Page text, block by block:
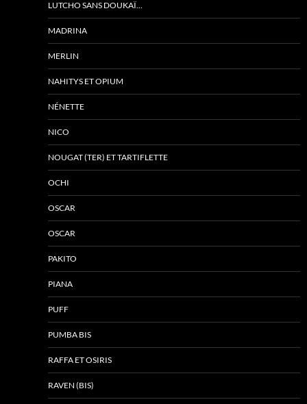
LUTCHO SANS DOUKAÏ…
MADRINA
MERLIN
NAHITYS ET OPIUM
NÉNETTE
NICO
NOUGAT (TER) ET TARTIFLETTE
OCHI
OSCAR
OSCAR
PAKITO
PIANA
PUFF
PUMBA BIS
RAFFA ET OSIRIS
RAVEN (BIS)